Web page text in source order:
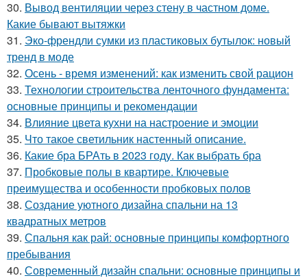
30. Вывод вентиляции через стену в частном доме.
Какие бывают вытяжки
31. Эко-френдли сумки из пластиковых бутылок: новый
тренд в моде
32. Осень - время изменений: как изменить свой рацион
33. Технологии строительства ленточного фундамента:
основные принципы и рекомендации
34. Влияние цвета кухни на настроение и эмоции
35. Что такое светильник настенный описание.
36. Какие бра БРАть в 2023 году. Как выбрать бра
37. Пробковые полы в квартире. Ключевые
преимущества и особенности пробковых полов
38. Создание уютного дизайна спальни на 13
квадратных метров
39. Спальня как рай: основные принципы комфортного
пребывания
40. Современный дизайн спальни: основные принципы и